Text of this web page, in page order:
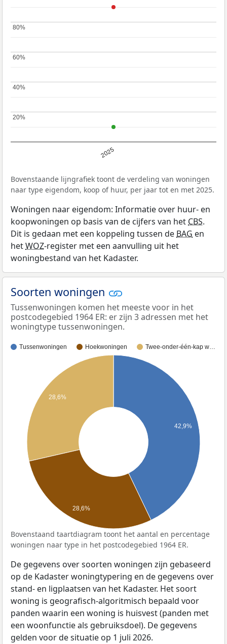
2025
20%
20%
40%
40%
60%
60%
80%
80%
Bovenstaande lijngrafiek toont de verdeling van woningen
naar type eigendom, koop of huur, per jaar tot en met 2025.
Woningen naar eigendom: Informatie over huur- en
koopwoningen op basis van de cijfers van het CBS.
Dit is gedaan met een koppeling tussen de BAG en
hetWOZ-register met een aanvulling uit het
woningbestand van het Kadaster.
Soorten woningen
Tussenwoningen komen het meeste voor in het
postcodegebied 1964 ER: er zijn 3 adressen met het
woningtype tussenwoningen.
Tussenwoningen Hoekwoningen Twee-onder-één-kap w…
42,9%
28,6%
28,6%
Bovenstaand taartdiagram toont het aantal en percentage
woningen naar type in het postcodegebied 1964 ER.
De gegevens over soorten woningen zijn gebaseerd
op de Kadaster woningtypering en de gegevens over
stand- en ligplaatsen van het Kadaster. Het soort
woning is geografisch-algoritmisch bepaald voor
panden waarin een woning is huisvest (panden met
een woonfunctie als gebruiksdoel). De gegevens
gelden voor de situatie op 1 juli 2026.